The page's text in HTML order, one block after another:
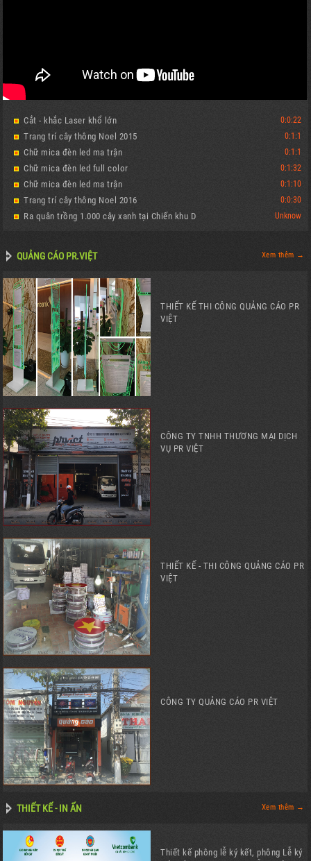
Cắt - khắc Laser khổ lớn 0:0:22
Trang trí cây thông Noel 2015 0:1:1
Chữ mica đèn led ma trận 0:1:1
Chữ mica đèn led full color 0:1:32
Chữ mica đèn led ma trận 0:1:10
Trang trí cây thông Noel 2016 0:0:30
Ra quân trồng 1.000 cây xanh tại Chiến khu D Unknow
QUẢNG CÁO PR.VIỆT Xem thêm →
THIẾT KẾ THI CÔNG QUẢNG CÁO PR
VIỆT
CÔNG TY TNHH THƯƠNG MẠI DỊCH
VỤ PR VIỆT
THIẾT KẾ - THI CÔNG QUẢNG CÁO PR
VIỆT
CÔNG TY QUẢNG CÁO PR VIỆT
THIẾT KẾ - IN ẤN Xem thêm →
Thiết kế phông lễ ký kết, phông Lễ ký